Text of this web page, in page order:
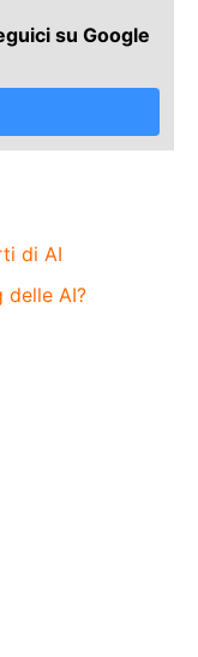
su Google
di AI
delle AI?